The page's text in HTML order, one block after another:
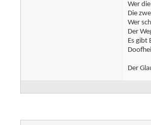
Wer
Die
Wer
Der
Es gibt
Der